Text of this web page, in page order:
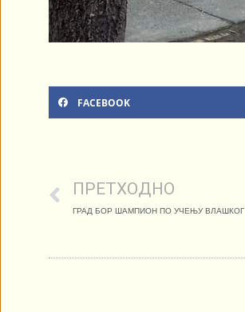
FACEBOOK
ПРЕТХОДНО
ГРАД БОР ШАМПИОН ПО УЧЕЊУ ВЛАШКОГ